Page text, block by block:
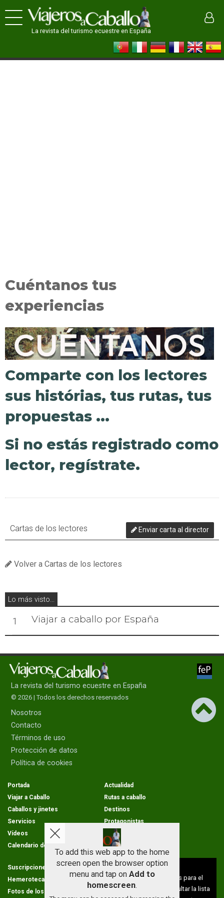
La revista del turismo ecuestre en España
Cuéntanos tus
experiencias
Comparte con los lectores
sus histórias, tus rutas, tus
propuestas ...
Si no estás registrado como
lector, regístrate.
Cartas de los lectores Enviar carta al director
Volver a Cartas de los lectores
Lo más visto...
1 Viajar a caballo por España
La revista del turismo ecuestre en España
© 2026 | Todos los derechos reservados
Nosotros
Contacto
Términos de uso
Protección de datos
Política de cookies
Portada
Actualidad
Viajar a Caballo
Rutas a caballo
Caballos y jinetes
Destinos
Servicios
Protagonistas
Vídeos
Opinion
Calendario de rutas
Suscripciones
Condiciones de venta
Hemeroteca
Cartas de los lectores
Fotos de los lectores
To add this web app to the home
screen open the browser option
menu and tap on Add to
homescreen.
Aviso sobre el Uso de cookies:
Utilizamos cookies nuestras y de terceros para el
funcionamiento del digital. Puedes consultar la lista